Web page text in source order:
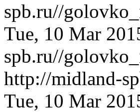
spb.ru//
Tue, 10 Mar
spb.ru//
http://midland-
Tue, 10 Mar